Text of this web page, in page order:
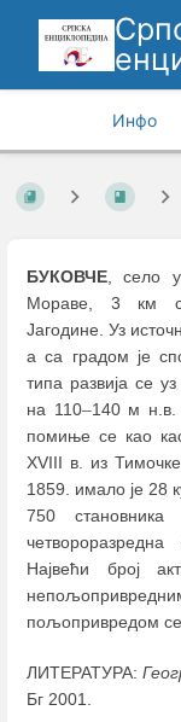
Инфо
БУКОВЧЕ, село у
Мораве, 3 км
Јагодине. Уз
а са градом је
типа развија се
на 110–140 м н.в.
помиње се као
XVIII в. из
1859. имало је 28
750
Највећи број
пољопривредом
ЛИТЕРАТУРА:
Бг 2001.